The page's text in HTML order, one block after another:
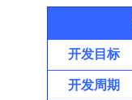
开发目标
开发周期